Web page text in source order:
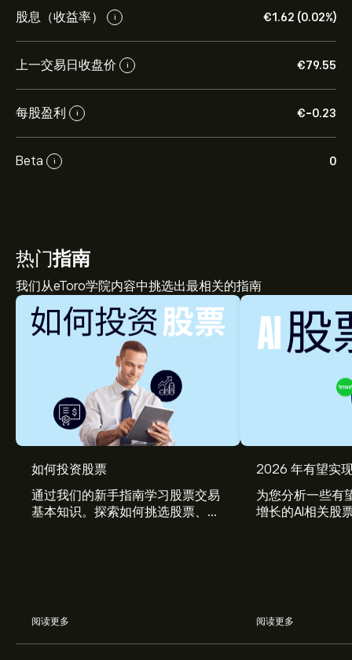
股息（收益率） i ‎€‎1.62 (0.02%)
上一交易日收盘价 i ‎€‎79.55
每股盈利 i ‎€‎-0.23
Beta i 0
热门指南
我们从eToro学院内容中挑选出最相关的指南
如何投资股票
通过我们的新手指南学习股票交易
基本知识。探索如何挑选股票、管
阅读更多
2026 年有望实
为您分析一些有
增长的AI相关股
阅读更多